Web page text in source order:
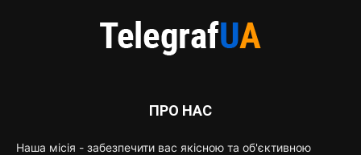
ПРО НАС
Наша місія - забезпечити вас якісною та об'єктивною